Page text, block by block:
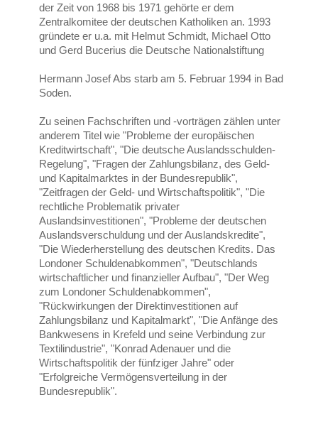
der Zeit von 1968 bis 1971 gehörte er dem
Zentralkomitee der deutschen Katholiken an. 1993
gründete er u.a. mit Helmut Schmidt, Michael Otto
und Gerd Bucerius die Deutsche Nationalstiftung
Hermann Josef Abs starb am 5. Februar 1994 in Bad
Soden.
Zu seinen Fachschriften und -vorträgen zählen unter
anderem Titel wie "Probleme der europäischen
Kreditwirtschaft", "Die deutsche Auslandsschulden-
Regelung", "Fragen der Zahlungsbilanz, des Geld-
und Kapitalmarktes in der Bundesrepublik",
"Zeitfragen der Geld- und Wirtschaftspolitik", "Die
rechtliche Problematik privater
Auslandsinvestitionen", "Probleme der deutschen
Auslandsverschuldung und der Auslandskredite",
"Die Wiederherstellung des deutschen Kredits. Das
Londoner Schuldenabkommen", "Deutschlands
wirtschaftlicher und finanzieller Aufbau", "Der Weg
zum Londoner Schuldenabkommen",
"Rückwirkungen der Direktinvestitionen auf
Zahlungsbilanz und Kapitalmarkt", "Die Anfänge des
Bankwesens in Krefeld und seine Verbindung zur
Textilindustrie", "Konrad Adenauer und die
Wirtschaftspolitik der fünfziger Jahre" oder
"Erfolgreiche Vermögensverteilung in der
Bundesrepublik".